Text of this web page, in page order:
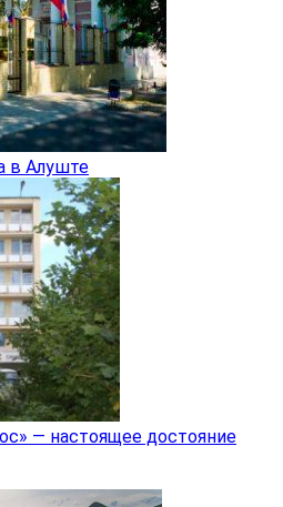
в Алуште
— настоящее достояние